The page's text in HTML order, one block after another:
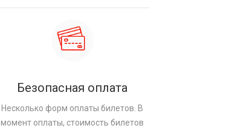
Безопасная оплата
Несколько форм оплаты билетов. В
момент оплаты, стоимость билетов